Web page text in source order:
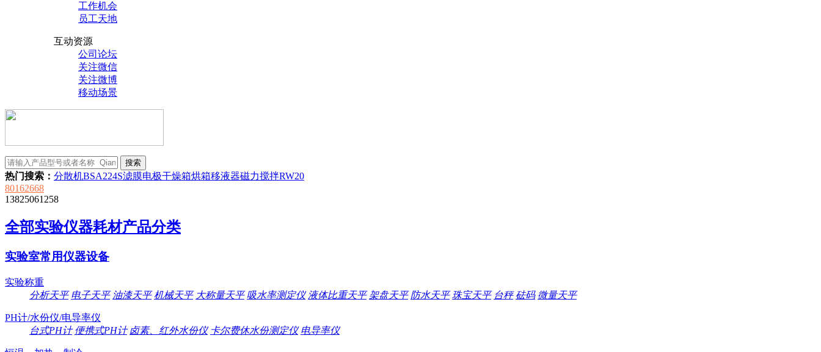
工作机会
员工天地
互动资源
公司论坛
关注微信
关注微博
移动场景
热门搜索： 分散机BSA224S滤膜电极干燥箱烘箱移液器磁力搅拌RW20
80162668
13825061258
全部实验仪器耗材产品分类
实验室常用仪器设备
实验称重
分析天平 电子天平 油漆天平 机械天平 大称量天平 吸水率测定仪 液体比重天平 架盘天平 防水天平 珠宝天平 台秤 砝码 微量天平
PH计/水份仪/电导率仪
台式PH计 便携式PH计 卤素、红外水份仪 卡尔费休水份测定仪 电导率仪